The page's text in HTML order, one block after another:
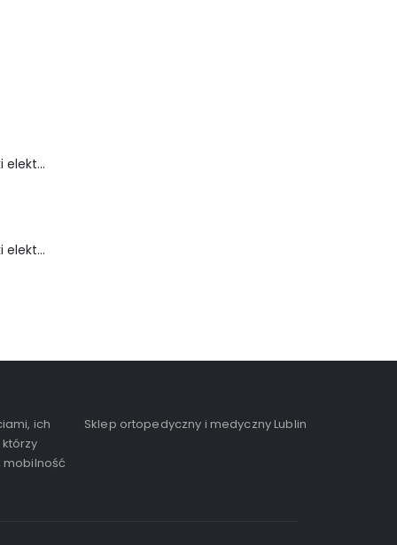
Wózek inwalidzki elektryczny - FLASH-TIM
Wózek inwalidzki elektryczny - FortiGO
ich
Sklep ortopedyczny i medyczny Lublin